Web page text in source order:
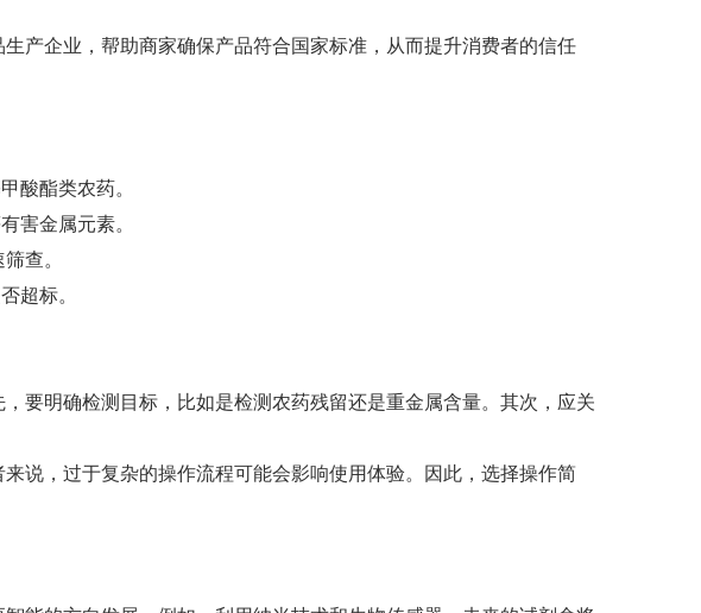
产企业，帮助商家确保产品符合国家标准，从而提升消费者的信任
酸酯类农药。
害金属元素。
查。
超标。
要明确检测目标，比如是检测农药残留还是重金属含量。其次，应关
说，过于复杂的操作流程可能会影响使用体验。因此，选择操作简